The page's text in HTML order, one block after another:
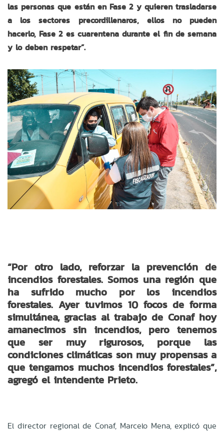
las personas que están en Fase 2 y quieren trasladarse
a los sectores precordillenaros, ellos no pueden
hacerlo, Fase 2 es cuarentena durante el fin de semana
y lo deben respetar”.
“Por otro lado, reforzar la prevención de
incendios forestales. Somos una región que
ha sufrido mucho por los incendios
forestales. Ayer tuvimos 10 focos de forma
simultánea, gracias al trabajo de Conaf hoy
amanecimos sin incendios, pero tenemos
que ser muy rigurosos, porque las
condiciones climáticas son muy propensas a
que tengamos muchos incendios forestales”,
agregó el intendente Prieto.
El director regional de Conaf, Marcelo Mena, explicó que